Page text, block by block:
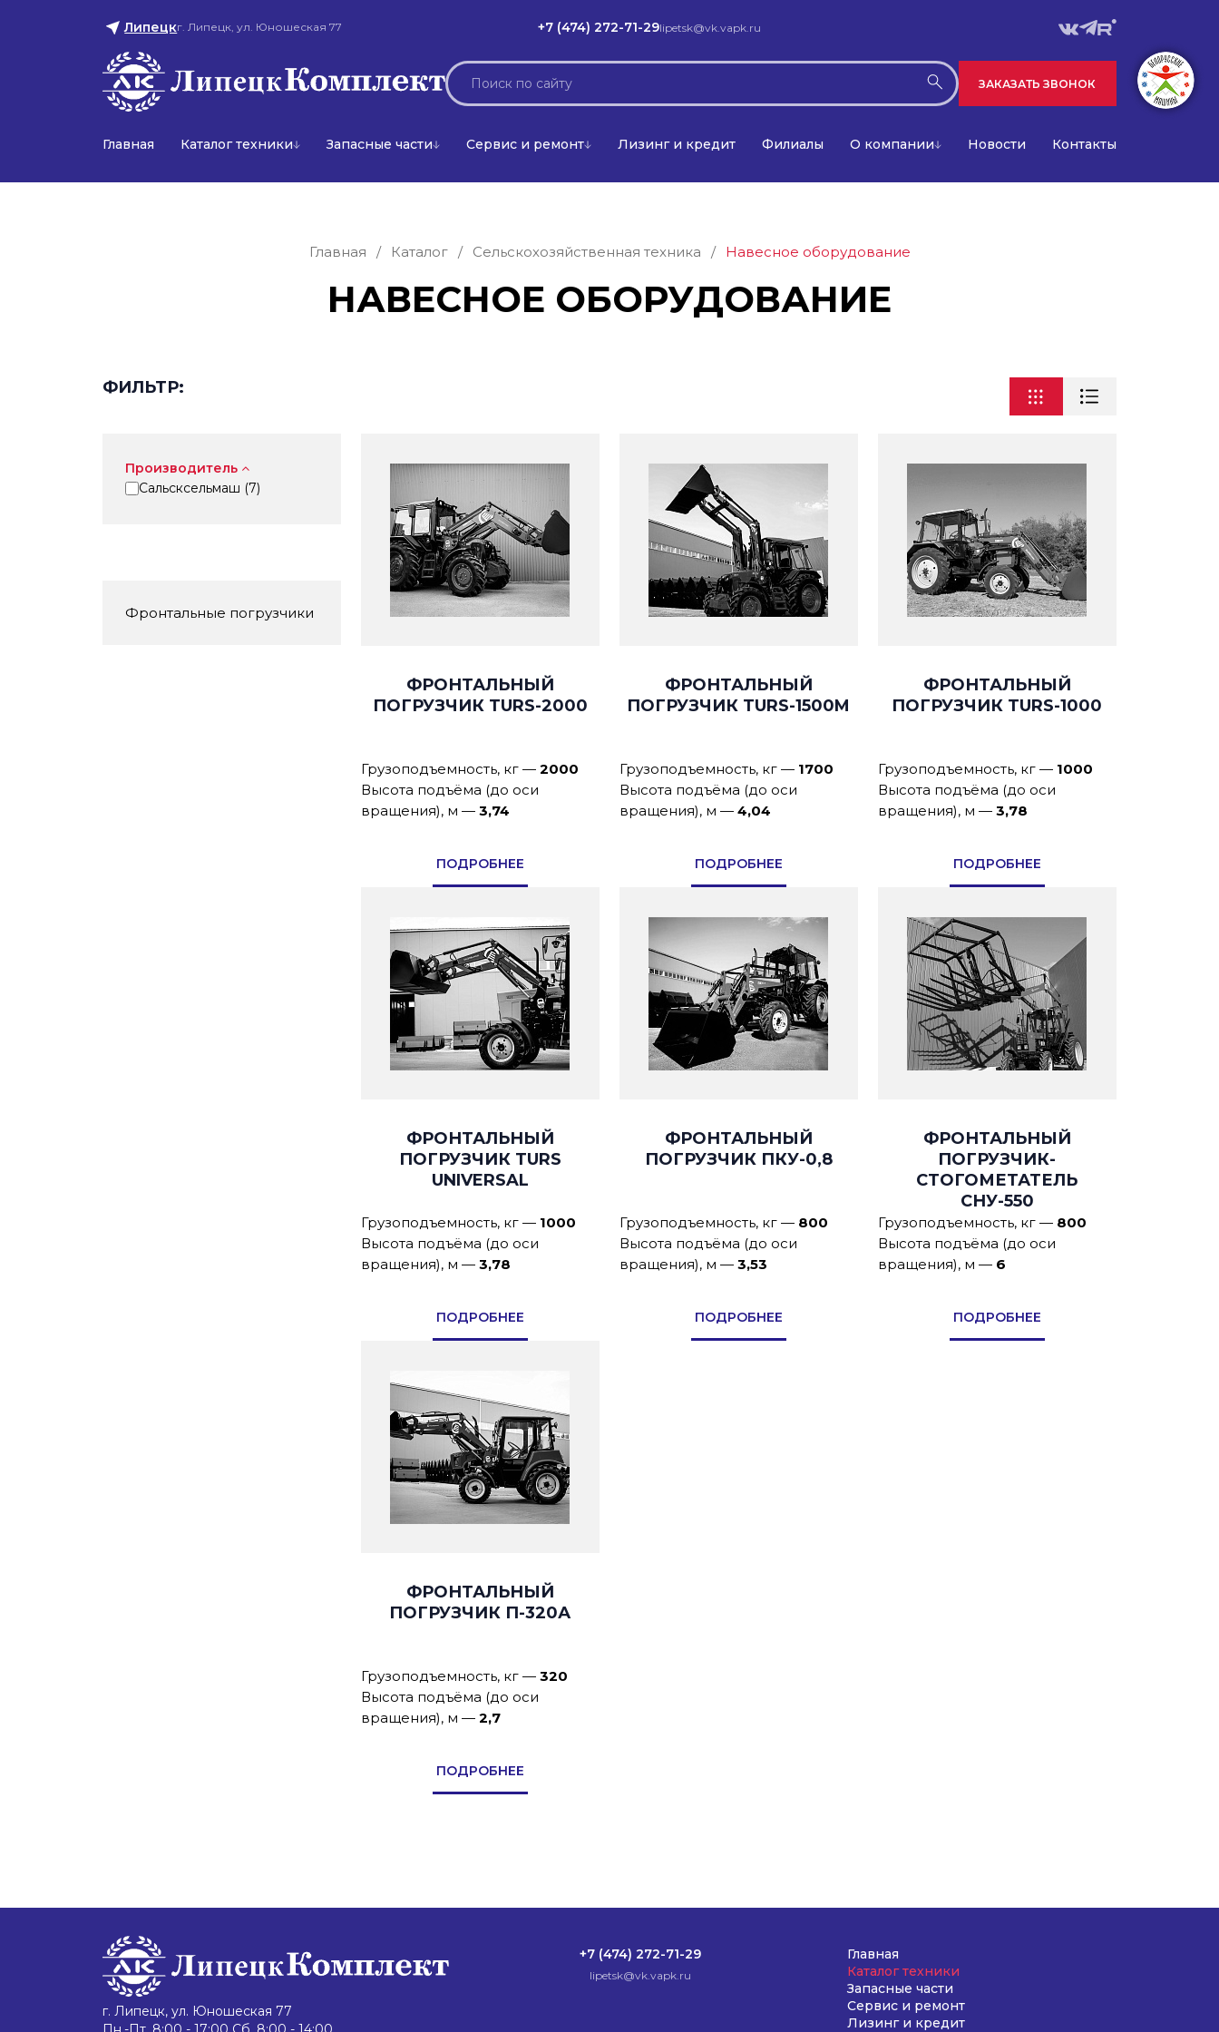
Липецкг. Липецк, ул. Юношеская 77 +7 (474) 272-71-29lipetsk@vk.vapk.ru
ЗАКАЗАТЬ ЗВОНОК
Главная Каталог техники Запасные части Сервис и ремонт Лизинг и кредит Филиалы О компании Новости Контакты
Главная / Каталог / Сельскохозяйственная техника / Навесное оборудование
НАВЕСНОЕ ОБОРУДОВАНИЕ
ФИЛЬТР:
Производитель
Сальсксельмаш (7)
Фронтальные погрузчики
ФРОНТАЛЬНЫЙ
ПОГРУЗЧИК TURS-2000
Грузоподъемность, кг —2000
Высота подъёма (до оси
вращения), м —3,74
ПОДРОБНЕЕ
ФРОНТАЛЬНЫЙ
ПОГРУЗЧИК TURS-1500M
Грузоподъемность, кг — 1700
Высота подъёма (до оси
вращения), м —4,04
ПОДРОБНЕЕ
ФРОНТАЛЬНЫЙ
ПОГРУЗЧИК TURS-1000
Грузоподъемность, кг — 1000
Высота подъёма (до оси
вращения), м —3,78
ПОДРОБНЕЕ
ФРОНТАЛЬНЫЙ
ПОГРУЗЧИК TURS
UNIVERSAL
Грузоподъемность, кг — 1000
Высота подъёма (до оси
вращения), м —3,78
ПОДРОБНЕЕ
ФРОНТАЛЬНЫЙ
ПОГРУЗЧИК ПКУ-0,8
Грузоподъемность, кг — 800
Высота подъёма (до оси
вращения), м —3,53
ПОДРОБНЕЕ
ФРОНТАЛЬНЫЙ
ПОГРУЗЧИК-
СТОГОМЕТАТЕЛЬ
СНУ-550
Грузоподъемность, кг— 800
Высота подъёма (до оси
вращения), м — 6
ПОДРОБНЕЕ
ФРОНТАЛЬНЫЙ
ПОГРУЗЧИК П-320А
Грузоподъемность, кг —320
Высота подъёма (до оси
вращения), м —2,7
ПОДРОБНЕЕ
г. Липецк, ул. Юношеская 77
+7 (474) 272-71-29
lipetsk@vk.vapk.ru
Главная
Каталог техники
Запасные части
Сервис и ремонт
Лизинг и кредит